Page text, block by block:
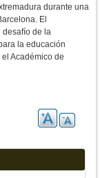
durante una
El
desafío de la
la educación
Académico de